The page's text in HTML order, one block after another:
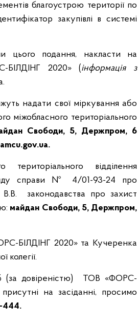
благоустрою території по
закупівлі в системі
цього подання, накласти на
2020» (інформація з
надати свої міркування або
міжобласного територіального
Свободи, 5, Держпром, 6
територіального відділення
справи № 4/01-93-24 про
законодавства про захист
майдан Свободи, 5, Держпром,
БІЛДІНГ 2020» та Кучеренка
колегії.
(за довіреністю) ТОВ «ФОРС-
на засіданні, просимо
444.